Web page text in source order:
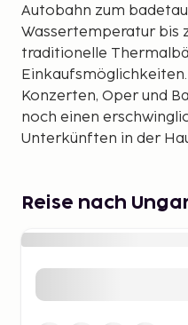
Autobahn zum
Wassertemperatur bis
traditionelle
Konzerten, Oper und
noch einen
Unterkünften in der
Reise nach